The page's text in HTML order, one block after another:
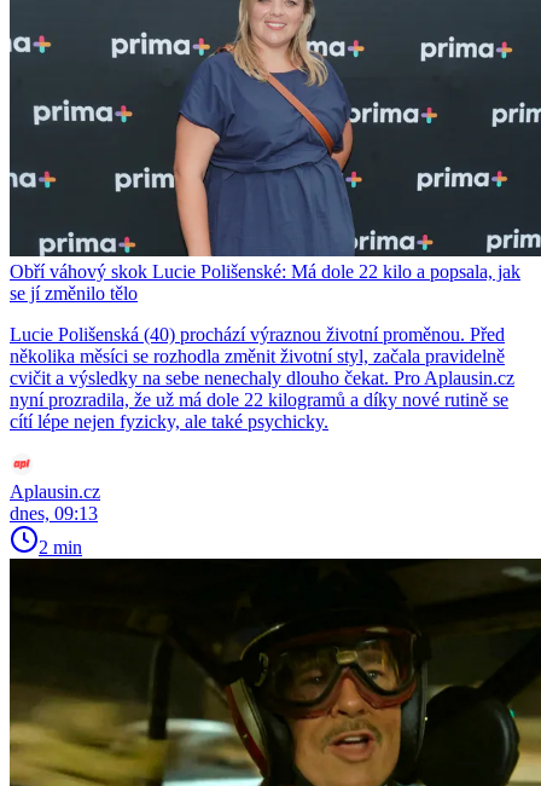
Obří váhový skok Lucie Polišenské: Má dole 22 kilo a popsala, jak
se jí změnilo tělo
Lucie Polišenská (40) prochází výraznou životní proměnou. Před
několika měsíci se rozhodla změnit životní styl, začala pravidelně
cvičit a výsledky na sebe nenechaly dlouho čekat. Pro Aplausin.cz
nyní prozradila, že už má dole 22 kilogramů a díky nové rutině se
cítí lépe nejen fyzicky, ale také psychicky.
Aplausin.cz
dnes, 09:13
2 min